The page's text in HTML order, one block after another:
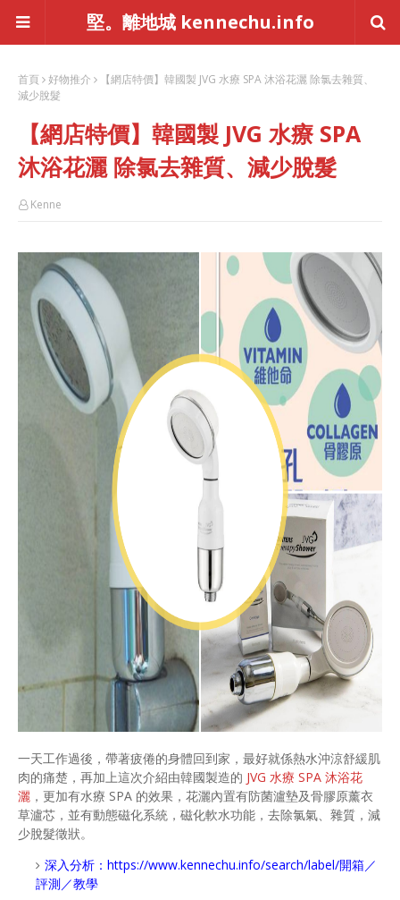
堅。離地城 kennechu.info
首頁 好物推介
【網店特價】韓國製 JVG 水療 SPA 沐浴花灑 除氯去雜質、
減少脫髮
【網店特價】韓國製 JVG 水療 SPA
沐浴花灑 除氯去雜質、減少脫髮
Kenne
一天工作過後，帶著疲倦的身體回到家，最好就係熱水沖涼舒緩肌
肉的痛楚，再加上這次介紹由韓國製造的 JVG 水療 SPA 沐浴花
灑 ，更加有水療 SPA 的效果，花灑內置有防菌瀘墊及骨膠原薰衣
草瀘芯，並有動態磁化系統，磁化軟水功能，去除氯氣、雜質，減
少脫髮徵狀。
深入分析： https://www.kennechu.info/search/label/開箱／
評測／教學